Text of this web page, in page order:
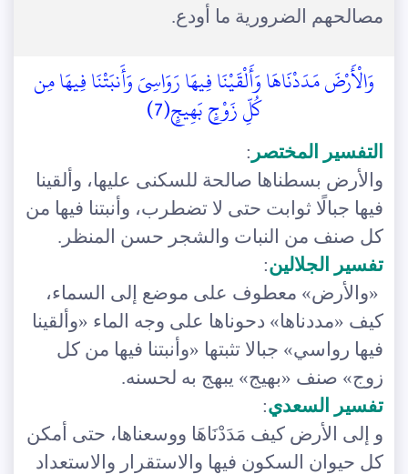
مصالحهم الضرورية ما أودع.
وَالْأَرْضَ مَدَدْنَاهَا وَأَلْقَيْنَا فِيهَا رَوَاسِيَ وَأَنبَتْنَا فِيهَا مِن
كُلِّ زَوْجٍ بَهِيجٍ(7)
التفسير المختصر :
والأرض بسطناها صالحة للسكنى عليها، وألقينا
فيها جبالًا ثوابت حتى لا تضطرب، وأنبتنا فيها من
كل صنف من النبات والشجر حسن المنظر.
تفسير الجلالين:
«والأرض» معطوف على موضع إلى السماء،
كيف «مددناها» دحوناها على وجه الماء «وألقينا
فيها رواسي» جبالا تثبتها «وأنبتنا فيها من كل
زوج» صنف «بهيج» يبهج به لحسنه.
تفسير السعدي:
و إلى الأرض كيف مَدَدْنَاهَا ووسعناها، حتى أمكن
كل حيوان السكون فيها والاستقرار والاستعداد